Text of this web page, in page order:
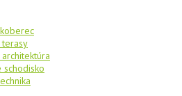
schodisko